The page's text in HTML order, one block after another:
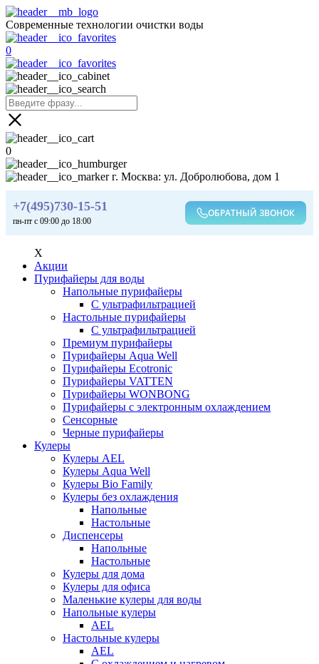
Современные технологии очистки воды
0
0
г. Москва: ул. Добролюбова, дом 1
+7(495)730-15-51
пн-пт с 09:00 до 18:00
ОБРАТНЫЙ ЗВОНОК
X
Акции
Пурифайеры для воды
Напольные пурифайеры
С ультрафильтрацией
Настольные пурифайеры
С ультрафильтрацией
Премиум пурифайеры
Пурифайеры Aqua Well
Пурифайеры Ecotronic
Пурифайеры VATTEN
Пурифайеры WONBONG
Пурифайеры с электронным охлаждением
Сенсорные
Черные пурифайеры
Кулеры
Кулеры AEL
Кулеры Aqua Well
Кулеры Bio Family
Кулеры без охлаждения
Напольные
Настольные
Диспенсеры
Напольные
Настольные
Кулеры для дома
Кулеры для офиса
Маленькие кулеры для воды
Напольные кулеры
AEL
Настольные кулеры
AEL